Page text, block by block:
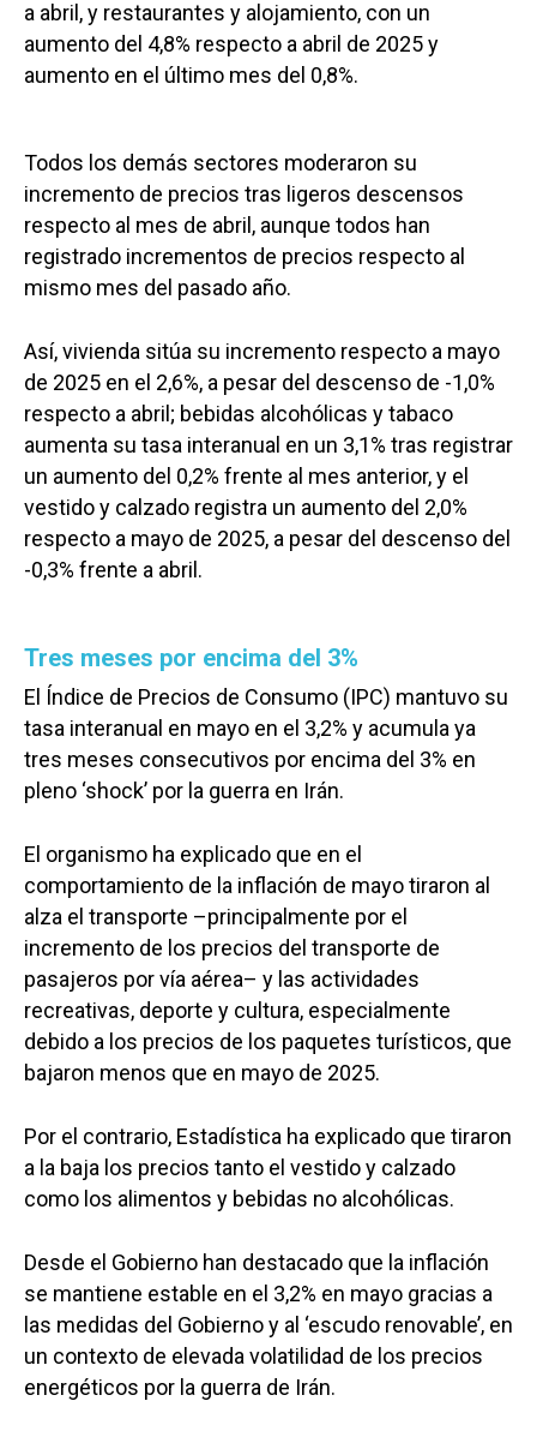
a abril, y restaurantes y alojamiento, con un
aumento del 4,8% respecto a abril de 2025 y
aumento en el último mes del 0,8%.
Todos los demás sectores moderaron su
incremento de precios tras ligeros descensos
respecto al mes de abril, aunque todos han
registrado incrementos de precios respecto al
mismo mes del pasado año.
Así, vivienda sitúa su incremento respecto a mayo
de 2025 en el 2,6%, a pesar del descenso de -1,0%
respecto a abril; bebidas alcohólicas y tabaco
aumenta su tasa interanual en un 3,1% tras registrar
un aumento del 0,2% frente al mes anterior, y el
vestido y calzado registra un aumento del 2,0%
respecto a mayo de 2025, a pesar del descenso del
-0,3% frente a abril.
Tres meses por encima del 3%
El Índice de Precios de Consumo (IPC) mantuvo su
tasa interanual en mayo en el 3,2% y acumula ya
tres meses consecutivos por encima del 3% en
pleno ‘shock’ por la guerra en Irán.
El organismo ha explicado que en el
comportamiento de la inflación de mayo tiraron al
alza el transporte –principalmente por el
incremento de los precios del transporte de
pasajeros por vía aérea– y las actividades
recreativas, deporte y cultura, especialmente
debido a los precios de los paquetes turísticos, que
bajaron menos que en mayo de 2025.
Por el contrario, Estadística ha explicado que tiraron
a la baja los precios tanto el vestido y calzado
como los alimentos y bebidas no alcohólicas.
Desde el Gobierno han destacado que la inflación
se mantiene estable en el 3,2% en mayo gracias a
las medidas del Gobierno y al ‘escudo renovable’, en
un contexto de elevada volatilidad de los precios
energéticos por la guerra de Irán.